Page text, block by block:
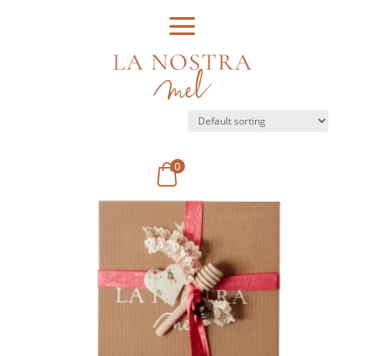
0
/ Crea la teva caixa
Crea la teva caixa